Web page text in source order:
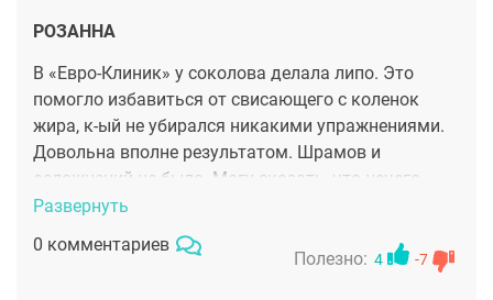
РОЗАННА
В «Евро-Клиник» у соколова делала липо. Это
помогло избавиться от свисающего с коленок
жира, к-ый не убирался никакими упражнениями.
Довольна вполне результатом. Шрамов и
осложнений не было. Могу сказать, что нечего
бояться и какой-то не реальной боли, это не самая
сложная операция, поверьте..
Развернуть
0 комментариев
Полезно: 4 -7